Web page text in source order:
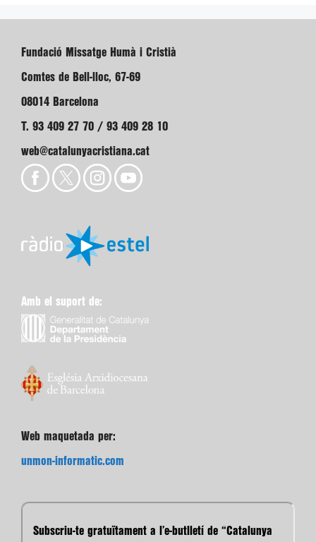
Fundació Missatge Humà i Cristià
Comtes de Bell-lloc, 67-69
08014 Barcelona
T. 93 409 27 70 / 93 409 28 10
web@catalunyacristiana.cat
Amb el suport de:
Web maquetada per:
unmon-informatic.com
Subscriu-te gratuïtament a l’e-butlletí de “Catalunya